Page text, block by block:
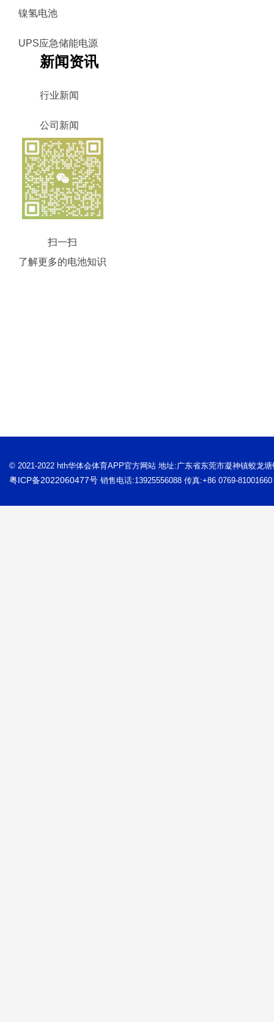
镍氢电池
UPS应急储能电源
新闻资讯
行业新闻
公司新闻
扫一扫
了解更多的电池知识
© 2021-2022 hth华体会体育APP官方网站 地址:广东省东莞市凝神镇蛟龙
粤ICP备2022060477号 销售电话:13925556088 传真:+86 0769-81001660